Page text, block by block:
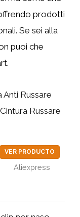
prodotti
Se sei alla
puoi che
Russare
Russare
VER PRODUCTO
Aliexpress